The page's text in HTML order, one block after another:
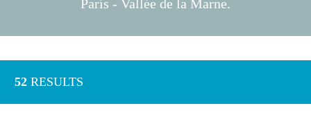
París - Vallée de la Marne.
52 RESULTS